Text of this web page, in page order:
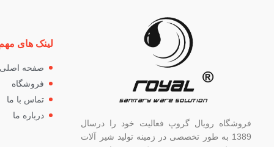
فروشگاه رویال گروپ فعالیت خود را درسال
1389 به طور تخصصی در زمینه تولید شیر آلات
لینک های
صفحه اصلی
فروشگاه
تماس با ما
درباره ما